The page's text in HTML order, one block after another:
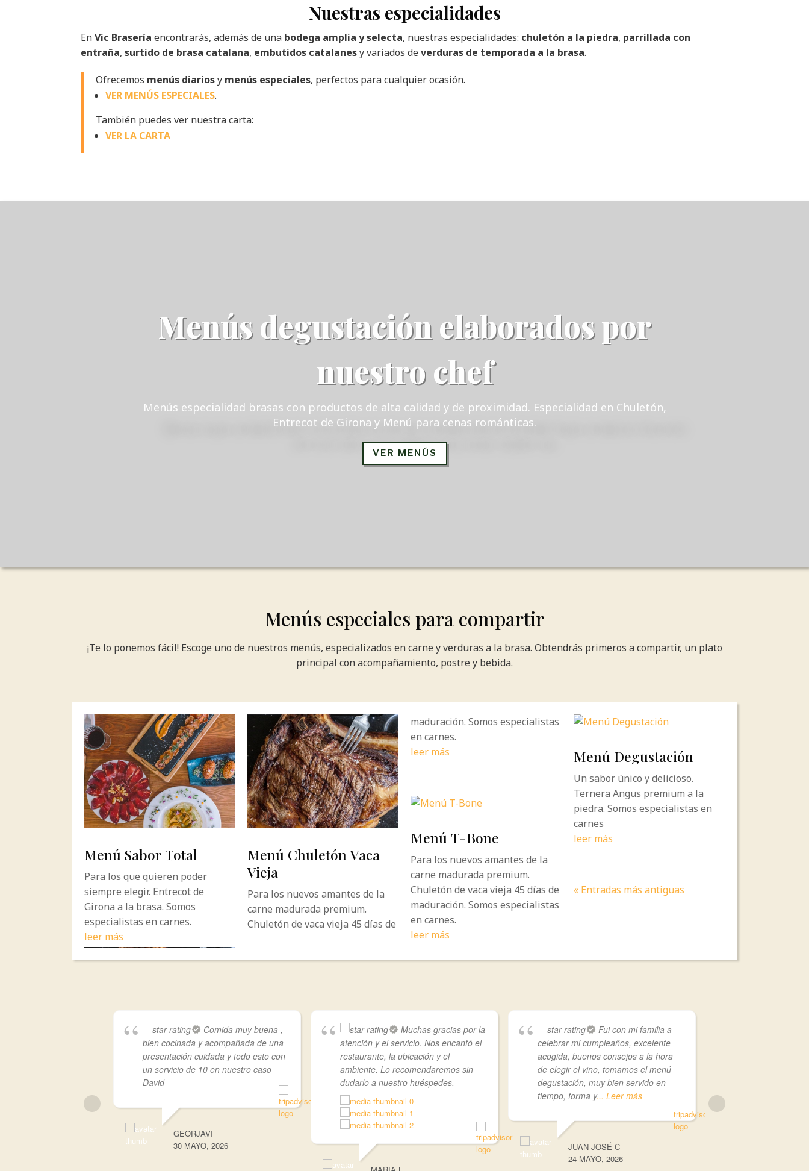
Nuestras especialidades
EnVic Brasería encontrarás, además de una bodega amplia y selecta, nuestras especialidades: chuletón a la piedra, parrillada con
entraña,surtido de brasa catalana, embutidos catalanesy variados deverduras de temporada a la brasa.
Ofrecemos menús diariosy menús especiales, perfectos para cualquier ocasión.
VER MENÚS ESPECIALES.
También puedes ver nuestra carta:
VER LA CARTA
Menús degustación elaborados por
nuestro chef
Menús especialidad brasas con productos de alta calidad y de proximidad. Especialidad en Chuletón,
Entrecot de Girona y Menú para cenas románticas.
VER MENÚS
Menús especiales para compartir
¡Te lo ponemos fácil! Escoge uno de nuestros menús, especializados en carne y verduras a la brasa. Obtendrás primeros a compartir, un plato
principal con acompañamiento, postre y bebida.
Menú Sabor Total
Para los que quieren poder
siempre elegir. Entrecot de
Girona a la brasa. Somos
especialistas en carnes.
leer más
Menú Chuletón Vaca
Vieja
Para los nuevos amantes de la
carne madurada premium.
Chuletón de vaca vieja 45 días de
maduración. Somos especialistas
en carnes.
leer más
Menú T-Bone
Para los nuevos amantes de la
carne madurada premium.
Chuletón de vaca vieja 45 días de
maduración. Somos especialistas
en carnes.
leer más
Menú Degustación
Un sabor único y delicioso.
Ternera Angus premium a la
piedra. Somos especialistas en
carnes
leer más
« Entradas más antiguas
Comida muy buena ,
bien cocinada y acompañada de una
presentación cuidada y todo esto con
un servicio de 10 en nuestro caso
David
GEORJAVI
30 MAYO, 2026
Muchas gracias por la
atención y el servicio. Nos encantó el
restaurante, la ubicación y el
ambiente. Lo recomendaremos sin
dudarlo a nuestro huéspedes.
Fui con mi familia a
celebrar mi cumpleaños, excelente
acogida, buenos consejos a la hora
de elegir el vino, tomamos el menú
degustación, muy bien servido en
tiempo, forma y... Leer más
JUAN JOSÉ C
24 MAYO, 2026